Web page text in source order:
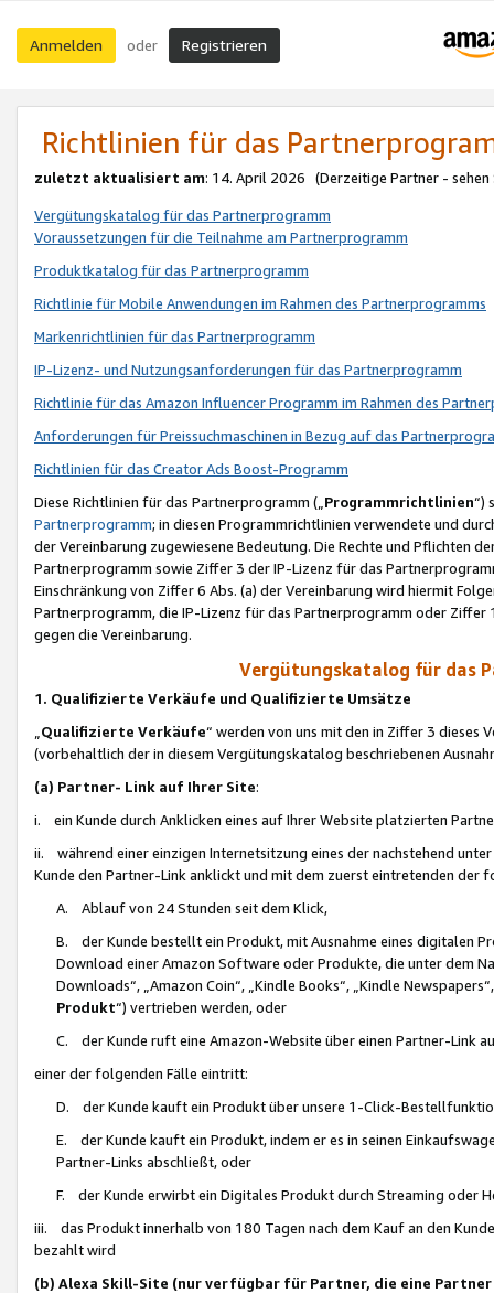
Anmelden oder Registrieren
Richtlinien für das
zuletzt aktualisiert am: 14. April 2026 (Derzeitige Partner - sehen
Vergütungskatalog für das Partnerprogramm
Voraussetzungen für die Teilnahme am Partnerprogramm
Produktkatalog für das Partnerprogramm
Richtlinie für Mobile Anwendungen im Rahmen des Partnerprogramms
Markenrichtlinien für das Partnerprogramm
IP-Lizenz- und Nutzungsanforderungen für das Partnerprogramm
Richtlinie für das Amazon Influencer Programm im Rahmen des
Anforderungen für Preissuchmaschinen in Bezug auf das
Richtlinien für das Creator Ads Boost-Programm
Diese Richtlinien für das Partnerprogramm („Programmrichtlinien“)
Partnerprogramm; in diesen Programmrichtlinien verwendete und
der Vereinbarung zugewiesene Bedeutung. Die Rechte und Pflichten
Partnerprogramm sowie Ziffer 3 der IP-Lizenz für das
Einschränkung von Ziffer 6 Abs. (a) der Vereinbarung wird hiermit
Partnerprogramm, die IP-Lizenz für das Partnerprogramm oder
gegen die Vereinbarung.
Vergütungskatalog für das
1. Qualifizierte Verkäufe und Qualifizierte Umsätze
Qualifizierte Verkäufe“ werden von uns mit den in Ziffer 3
(vorbehaltlich der in diesem Vergütungskatalog beschriebenen
(a) Partner- Link auf Ihrer Site:
i. ein Kunde durch Anklicken eines auf Ihrer Website platzierten
ii. während einer einzigen Internetsitzung eines der nachstehend
Kunde den Partner-Link anklickt und mit dem zuerst eintretenden der
A. Ablauf von 24 Stunden seit dem Klick,
B. der Kunde bestellt ein Produkt, mit Ausnahme eines digitalen
Download einer Amazon Software oder Produkte, die unter dem
Downloads“, „Amazon Coin“, „Kindle Books“, „Kindle
Produkt“) vertrieben werden, oder
C. der Kunde ruft eine Amazon-Website über einen Partner-Link
einer der folgenden Fälle eintritt:
D. der Kunde kauft ein Produkt über unsere 1-Click-
E. der Kunde kauft ein Produkt, indem er es in seinen
Partner-Links abschließt, oder
F. der Kunde erwirbt ein Digitales Produkt durch Streaming oder
iii. das Produkt innerhalb von 180 Tagen nach dem Kauf an den
bezahlt wird
(b) Alexa Skill-Site (nur verfügbar für Partner, die eine